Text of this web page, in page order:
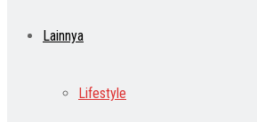
Lainnya
Lifestyle